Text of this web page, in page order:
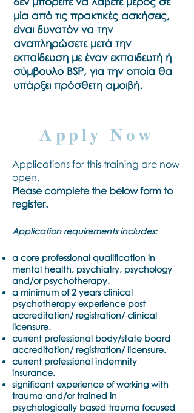
μία από τις πρακτικές ασκήσεις,
είναι δυνατόν να την
αναπληρώσετε μετά την
εκπαίδευση με έναν εκπαιδευτή ή
σύμβουλο BSP, για την οποία θα
υπάρξει πρόσθετη αμοιβή.
Apply Now
Applications for this training are now
open.
Please complete the below form to
register.
Application requirements includes:
a core professional qualification in
mental health, psychiatry, psychology
and/or psychotherapy.
a minimum of 2 years clinical
psychotherapy experience post
accreditation/ registration/ clinical
licensure.
current professional body/state board
accreditation/ registration/ licensure.
current professional indemnity
insurance.
significant experience of working with
trauma and/or trained in
psychologically based trauma focused